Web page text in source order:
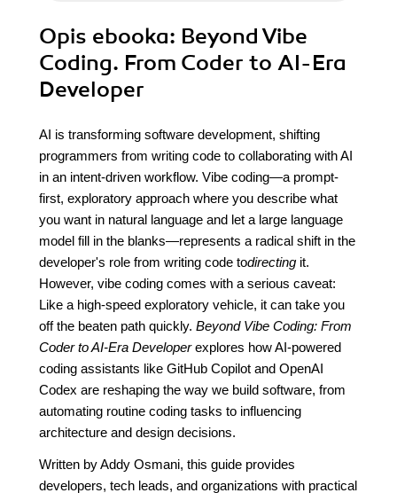
Opis ebooka: Beyond Vibe
Coding. From Coder to AI-Era
Developer
AI is transforming software development, shifting
programmers from writing code to collaborating with AI
in an intent-driven workflow. Vibe coding—a prompt-
first, exploratory approach where you describe what
you want in natural language and let a large language
model fill in the blanks—represents a radical shift in the
developer's role from writing code todirecting it.
However, vibe coding comes with a serious caveat:
Like a high-speed exploratory vehicle, it can take you
off the beaten path quickly. Beyond Vibe Coding: From
Coder to AI-Era Developerexplores how AI-powered
coding assistants like GitHub Copilot and OpenAI
Codex are reshaping the way we build software, from
automating routine coding tasks to influencing
architecture and design decisions.
Written by Addy Osmani, this guide provides
developers, tech leads, and organizations with practical